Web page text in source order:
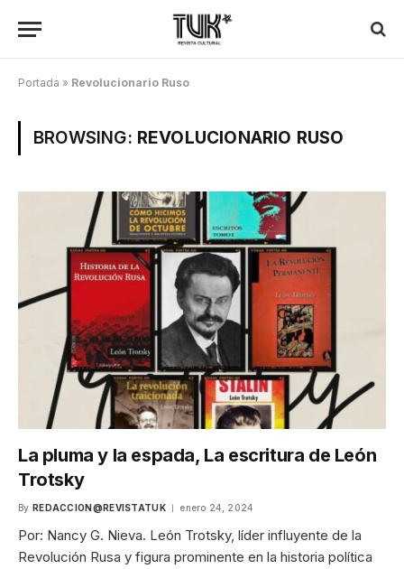
Portada » Revolucionario Ruso
BROWSING: REVOLUCIONARIO RUSO
La pluma y la espada, La escritura de León
Trotsky
By REDACCION@REVISTATUK enero 24, 2024
Por: Nancy G. Nieva. León Trotsky, líder influyente de la
Revolución Rusa y figura prominente en la historia política